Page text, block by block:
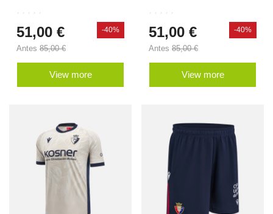
51,00 €
Antes 85,00 €
-40%
View more
51,00 €
Antes 85,00 €
-40%
View more